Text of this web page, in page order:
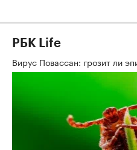
РБК Life
Вирус Повассан: грозит ли